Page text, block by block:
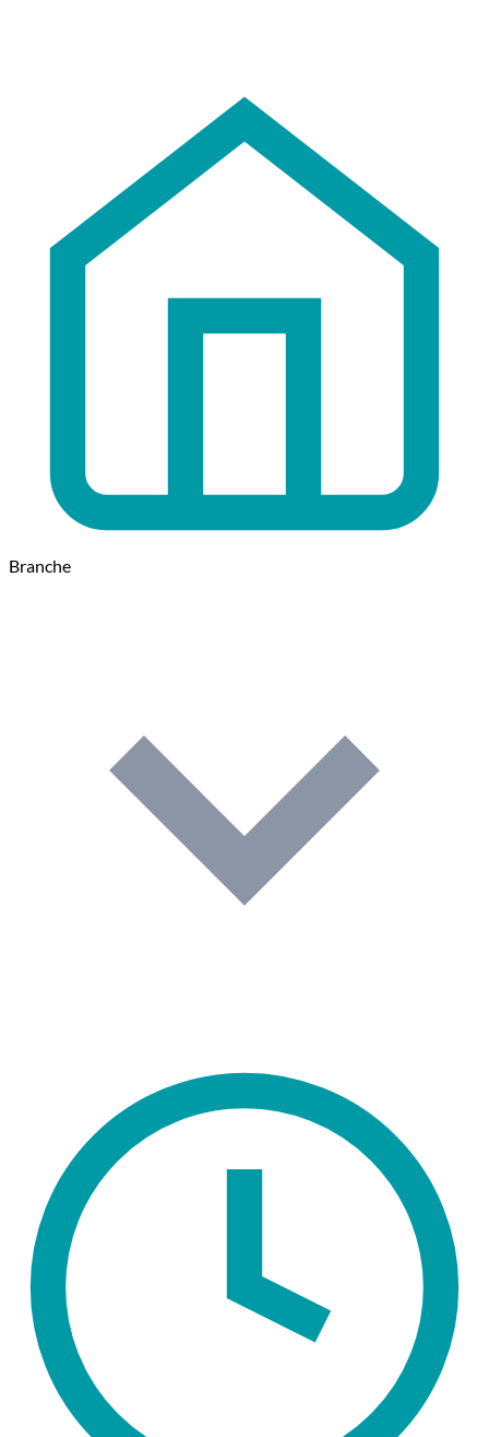
Branche